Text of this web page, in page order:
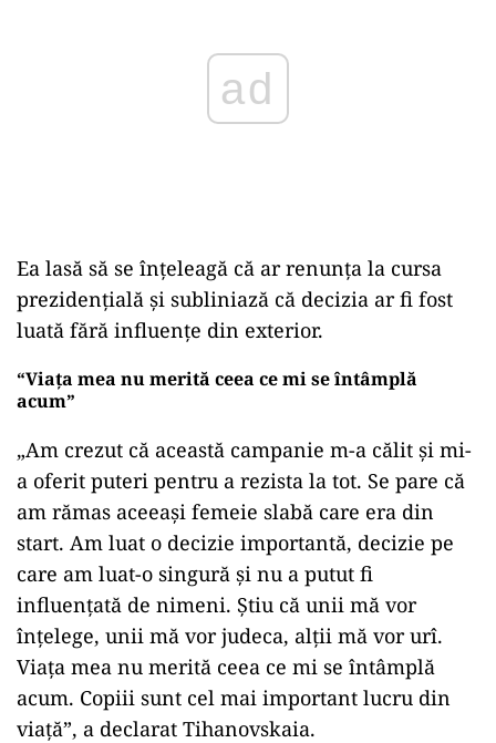
Ea lasă să se înțeleagă că ar renunța la cursa
prezidențială și subliniază că decizia ar fi fost
luată fără influențe din exterior.
“Viața mea nu merită ceea ce mi se întâmplă
acum”
„Am crezut că această campanie m-a călit și mi-
a oferit puteri pentru a rezista la tot. Se pare că
am rămas aceeași femeie slabă care era din
start. Am luat o decizie importantă, decizie pe
care am luat-o singură și nu a putut fi
influențată de nimeni. Știu că unii mă vor
înțelege, unii mă vor judeca, alții mă vor urî.
Viața mea nu merită ceea ce mi se întâmplă
acum. Copiii sunt cel mai important lucru din
viață”, a declarat Tihanovskaia.